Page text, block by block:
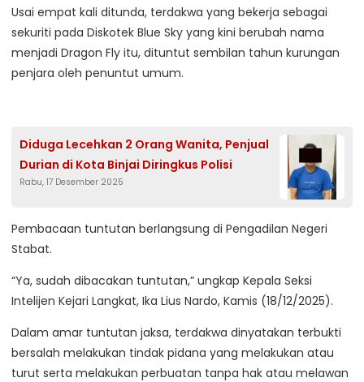
Usai empat kali ditunda, terdakwa yang bekerja sebagai
sekuriti pada Diskotek Blue Sky yang kini berubah nama
menjadi Dragon Fly itu, dituntut sembilan tahun kurungan
penjara oleh penuntut umum.
Diduga Lecehkan 2 Orang Wanita, Penjual
Durian di Kota Binjai Diringkus Polisi
Rabu, 17 Desember 2025
Pembacaan tuntutan berlangsung di Pengadilan Negeri
Stabat.
“Ya, sudah dibacakan tuntutan,” ungkap Kepala Seksi
Intelijen Kejari Langkat, Ika Lius Nardo, Kamis (18/12/2025).
Dalam amar tuntutan jaksa, terdakwa dinyatakan terbukti
bersalah melakukan tindak pidana yang melakukan atau
turut serta melakukan perbuatan tanpa hak atau melawan